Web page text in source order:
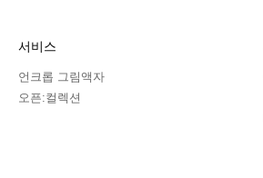
서비스
언크롭 그림액자
오픈:컬렉션